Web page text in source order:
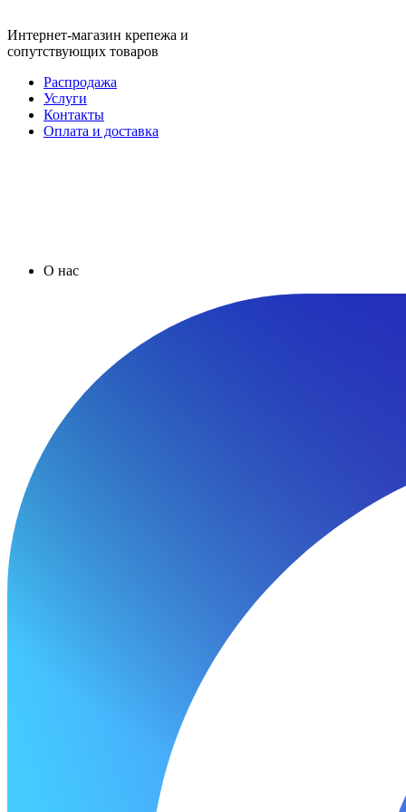
Интернет-магазин крепежа и
сопутствующих товаров
Распродажа
Услуги
Контакты
Оплата и доставка
О нас